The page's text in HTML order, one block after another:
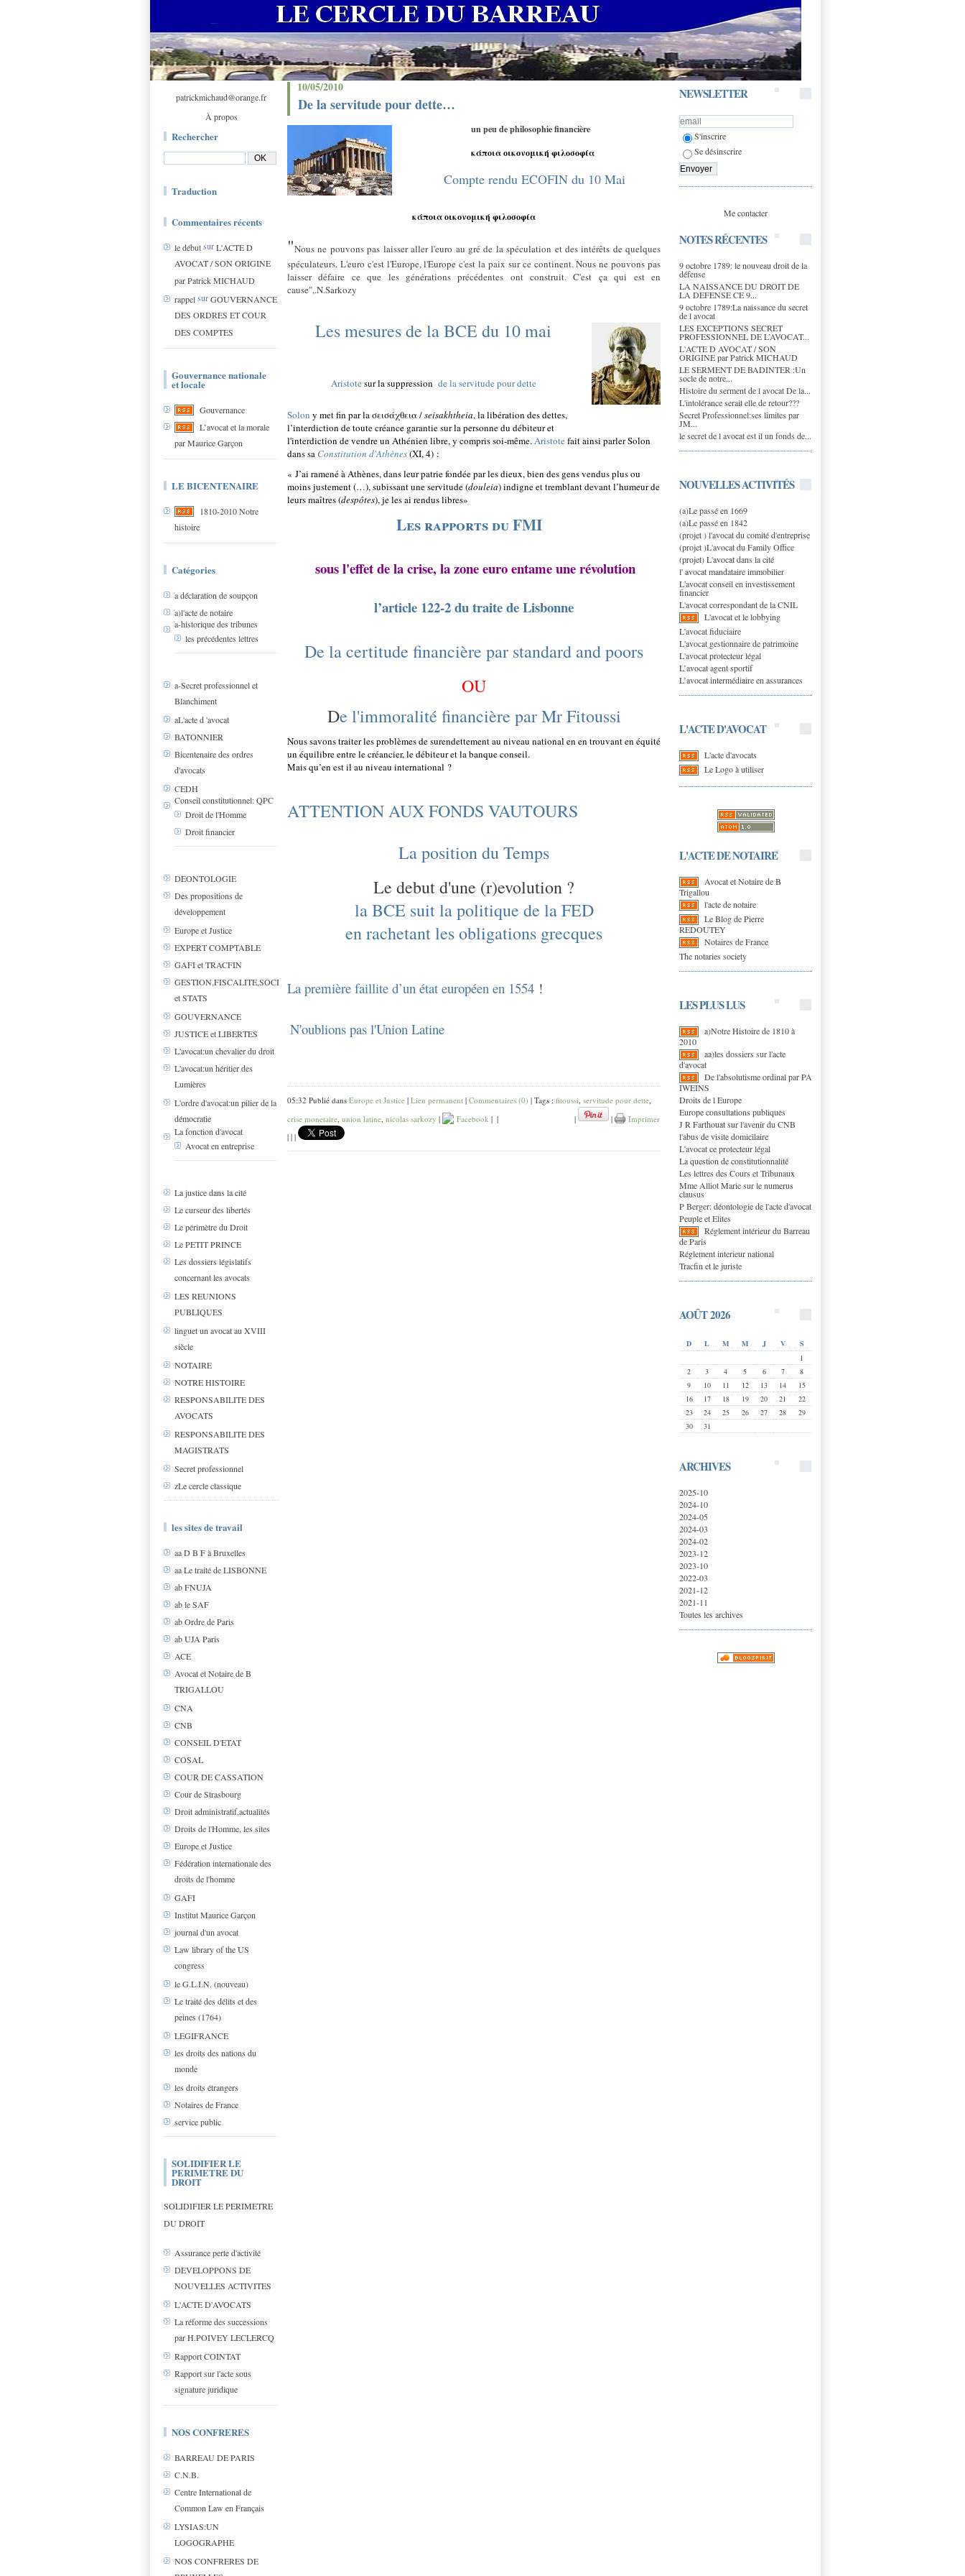
patrickmichaud@orange.fr
À propos
Rechercher
Traduction
Commentaires récents
le débutsurL'ACTE D
AVOCAT / SON ORIGINE
par Patrick MICHAUD
rappelsurGOUVERNANCE
DES ORDRES ET COUR
DES COMPTES
Gouvernance nationale
et locale
Gouvernance
L’avocat et la morale
par Maurice Garçon
LE BICENTENAIRE
1810-2010 Notre
histoire
Catégories
a déclaration de soupçon
a)l'acte de notaire
a-historique des tribunes
les précédentes lettres
a-Secret professionnel et
Blanchiment
aL'acte d 'avocat
BATONNIER
Bicentenaire des ordres
d'avocats
CEDH
Conseil constitutionnel: QPC
Droit de l'Homme
Droit financier
DEONTOLOGIE
Des propositions de
développement
Europe et Justice
EXPERT COMPTABLE
GAFI et TRACFIN
GESTION,FISCALITE,SOCIAL
et STATS
GOUVERNANCE
JUSTICE et LIBERTES
L'avocat:un chevalier du droit
L'avocat:un héritier des
Lumières
L'ordre d'avocat:un pilier de la
démocratie
La fonction d'avocat
Avocat en entreprise
La justice dans la cité
Le curseur des libertés
Le périmètre du Droit
Le PETIT PRINCE
Les dossiers législatifs
concernant les avocats
LES REUNIONS
PUBLIQUES
linguet un avocat au XVIII
siècle
NOTAIRE
NOTRE HISTOIRE
RESPONSABILITE DES
AVOCATS
RESPONSABILITE DES
MAGISTRATS
Secret professionnel
zLe cercle classique
les sites de travail
aa D B F à Bruxelles
aa Le traité de LISBONNE
ab FNUJA
ab le SAF
ab Ordre de Paris
ab UJA Paris
ACE
Avocat et Notaire de B
TRIGALLOU
CNA
CNB
CONSEIL D'ETAT
COSAL
COUR DE CASSATION
Cour de Strasbourg
Droit administratif,actualités
Droits de l'Homme, les sites
Europe et Justice
Fédération internationale des
droits de l'homme
GAFI
Institut Maurice Garçon
journal d'un avocat
Law library of the US
congress
le G.L.I.N. (nouveau)
Le traité des délits et des
peines (1764)
LEGIFRANCE
les droits des nations du
monde
les droits étrangers
Notaires de France
service public
SOLIDIFIER LE
PERIMETRE DU
DROIT
SOLIDIFIER LE PERIMETRE
DU DROIT
Assurance perte d'activité
DEVELOPPONS DE
NOUVELLES ACTIVITES
L'ACTE D'AVOCATS
La réforme des successions
par H.POIVEY LECLERCQ
Rapport COINTAT
Rapport sur l'acte sous
signature juridique
NOS CONFRERES
BARREAU DE PARIS
C.N.B.
Centre International de
Common Law en Français
LYSIAS:UN
LOGOGRAPHE
NOS CONFRERES DE
NEWSLETTER
S'inscrire
Se désinscrire
Me contacter
NOTES RÉCENTES
9 octobre 1789: le nouveau droit de la
défense
LA NAISSANCE DU DROIT DE
LA DEFENSE CE 9...
9 octobre 1789:La naissance du secret
de l avocat
LES EXCEPTIONS SECRET
PROFESSIONNEL DE L’AVOCAT...
L'ACTE D AVOCAT / SON
ORIGINE par Patrick MICHAUD
LE SERMENT DE BADINTER :Un
socle de notre...
Histoire du serment de l avocat De la...
L'intolérance serait elle de retour???
Secret Professionnel:ses limites par
JM...
le secret de l avocat est il un fonds de...
NOUVELLES ACTIVITÉS
(a)Le passé en 1669
(a)Le passé en 1842
(projet ) l'avocat du comité d'entreprise
(projet )L'avocat du Family Office
(projet) L'avocat dans la cité
l' avocat mandataire immobilier
L'avocat conseil en investissement
financier
L'avocat correspondant de la CNIL
L'avocat et le lobbying
L'avocat fiduciaire
L'avocat gestionnaire de patrimoine
L'avocat protecteur légal
L’avocat agent sportif
L’avocat intermédiaire en assurances
L'ACTE D'AVOCAT
L'acte d'avocats
Le Logo à utiliser
L'ACTE DE NOTAIRE
Avocat et Notaire de B
Trigallou
l'acte de notaire
Le Blog de Pierre
REDOUTEY
Notaires de France
The notaries society
LES PLUS LUS
a)Notre Histoire de 1810 à
2010
aa)les dossiers sur l'acte
d'avocat
De l'absolutisme ordinal par PA
IWEINS
Droits de l Europe
Europe consultations publiques
J R Farthouat sur l'avenir du CNB
l'abus de visite domicilaire
L'avocat ce protecteur légal
La question de constitutionnalité
Les lettres des Cours et Tribunaux
Mme Alliot Marie sur le numerus
clausus
P Berger: déontologie de l'acte d'avocat
Peuple et Elites
Réglement intérieur du Barreau
de Paris
Réglement interieur national
Tracfin et le juriste
AOÛT 2026
D L M M J V
S
1
2
3 4 5 6 7
8
9
10 11 12 13 14
15
16
17 18 19 20 21
22
23
24 25 26 27 28
29
30
31
ARCHIVES
2025-10
2024-10
2024-05
2024-03
2024-02
2023-12
2023-10
2022-03
2021-12
2021-11
Toutes les archives
10/05/2010
De la servitude pour dette…
un peu de philosophie financière
κάποια οικονομική φιλοσοφία
Compte rendu ECOFIN du 10 Mai
κάποια οικονομική φιλοσοφία
"Nous ne pouvons pas laisser aller l'euro au gré de la spéculation et des intérêts de quelques
spéculateurs. L'euro c'est l'Europe, l'Europe c'est la paix sur ce continent. Nous ne pouvons pas
laisser défaire ce que les générations précédentes ont construit. C'est ça qui est en
cause",.N.Sarkozy
Les mesures de la BCE du 10 mai
Aristote sur la suppression de la servitude pour dette
Solon y met fin par laσεισάχθεια/seisakhtheia, la libération des dettes,
l’interdiction de toute créance garantie sur la personne du débiteur et
l'interdiction de vendre un Athénien libre, y compris soi-même.Aristote fait ainsi parler Solon
dans sa Constitution d'Athènes(XI, 4) :
« J’ai ramené à Athènes, dans leur patrie fondée par les dieux, bien des gens vendus plus ou
moins justement (…), subissant une servitude (douleia) indigne et tremblant devant l’humeur de
leurs maîtres (despôtes), je les ai rendus libres»
Les rapports du FMI
sous l'effet de la crise, la zone euro entame une révolution
l’article 122-2 du traite de Lisbonne
De la certitude financière par standard and poors
OU
De l'immoralité financière par Mr Fitoussi
Nous savons traiter les problèmes de surendettement au niveau national en en trouvant en équité
un équilibre entre le créancier, le débiteur et la banque conseil.
Mais qu’en est il au niveau international ?
ATTENTION AUX FONDS VAUTOURS
La position du Temps
Le debut d'une (r)evolution ?
la BCE suit la politique de la FED
en rachetant les obligations grecques
La première faillite d’un état européen en 1554 !
N'oublions pas l'Union Latine
05:32 Publié dans Europe et Justice | Lien permanent | Commentaires (0) | Tags : fitoussi, servitude pour dette,
crise monetaire, union latine, nicolas sarkozy | Facebook | | | |
Imprimer
| | |